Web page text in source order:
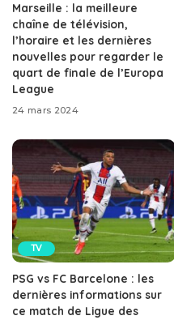
Marseille : la meilleure
chaîne de télévision,
l’horaire et les dernières
nouvelles pour regarder le
quart de finale de l’Europa
League
24 mars 2024
TV
PSG vs FC Barcelone : les
dernières informations sur
ce match de Ligue des